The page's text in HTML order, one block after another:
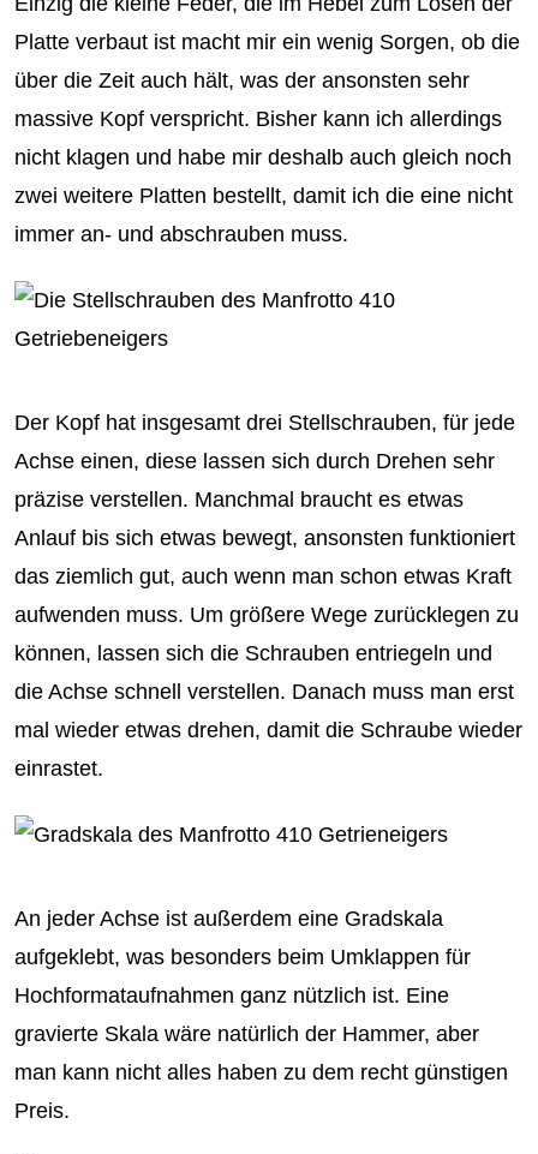
Platte verbaut ist macht mir ein wenig Sorgen, ob die
über die Zeit auch hält, was der ansonsten sehr
massive Kopf verspricht. Bisher kann ich allerdings
nicht klagen und habe mir deshalb auch gleich noch
zwei weitere Platten bestellt, damit ich die eine nicht
immer an- und abschrauben muss.
Der Kopf hat insgesamt drei Stellschrauben, für jede
Achse einen, diese lassen sich durch Drehen sehr
präzise verstellen. Manchmal braucht es etwas
Anlauf bis sich etwas bewegt, ansonsten funktioniert
das ziemlich gut, auch wenn man schon etwas Kraft
aufwenden muss. Um größere Wege zurücklegen zu
können, lassen sich die Schrauben entriegeln und
die Achse schnell verstellen. Danach muss man erst
mal wieder etwas drehen, damit die Schraube wieder
einrastet.
An jeder Achse ist außerdem eine Gradskala
aufgeklebt, was besonders beim Umklappen für
Hochformataufnahmen ganz nützlich ist. Eine
gravierte Skala wäre natürlich der Hammer, aber
man kann nicht alles haben zu dem recht günstigen
Preis.